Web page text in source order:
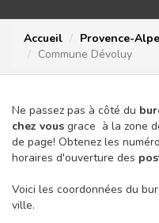
Accueil Provence-
Commune Dévoluy
Ne passez pas à côté du
chez vous grace à la zone
de page! Obtenez les
horaires d'ouverture des
Voici les coordonnées du
ville.